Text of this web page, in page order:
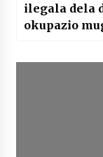
ilegala dela
okupazio